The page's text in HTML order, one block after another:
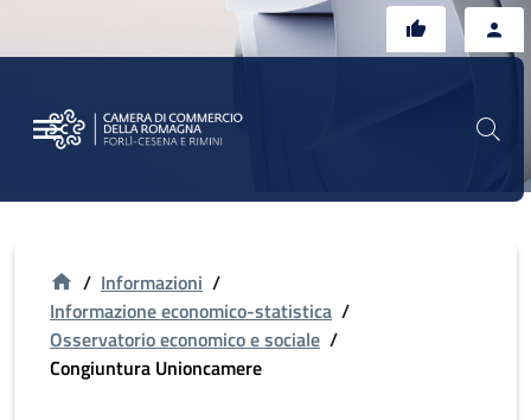
/ Informazioni /
Informazione economico-statistica /
Osservatorio economico e sociale /
Congiuntura Unioncamere